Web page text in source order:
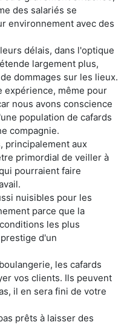
des salariés se
environnement avec des
délais, dans l'optique
largement plus,
dommages sur les lieux.
expérience, même pour
nous avons conscience
population de cafards
compagnie.
principalement aux
primordial de veiller à
pourraient faire
nuisibles pour les
parce que la
les plus
d'un
les cafards
vos clients. Ils peuvent
il en sera fini de votre
prêts à laisser des